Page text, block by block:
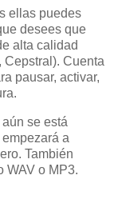
ellas puedes
desees que
alta calidad
Cepstral). Cuenta
pausar, activar,
se está
a
También
WAV o MP3.